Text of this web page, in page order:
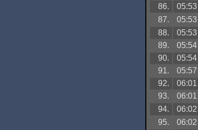
86.
05:53
87.
05:53
88.
05:53
89.
05:54
90.
05:54
91.
05:57
92.
06:01
93.
06:01
94.
06:02
95.
06:02